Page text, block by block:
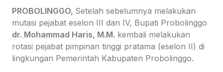
PROBOLINGGO, Setelah sebelumnya melakukan
mutasi pejabat eselon III dan IV, Bupati Probolinggo
dr. Mohammad Haris, M.M. kembali melakukan
rotasi pejabat pimpinan tinggi pratama (eselon II) di
lingkungan Pemerintah Kabupaten Probolinggo.